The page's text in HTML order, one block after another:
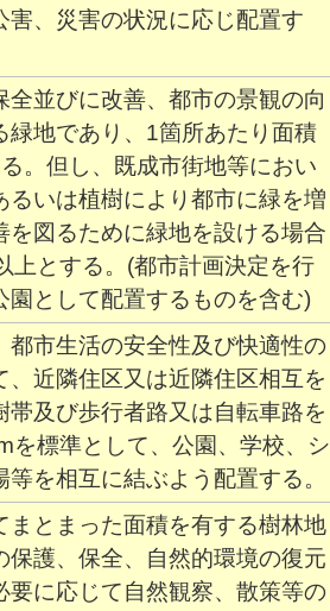
害、災害の状況に応じ配置す
並びに改善、都市の景観の向
緑地であり、1箇所あたり面積
。但し、既成市街地等におい
いは植樹により都市に緑を増
図るために緑地を設ける場合
上とする。(都市計画決定を行
として配置するものを含む)
都市生活の安全性及び快適性の
近隣住区又は近隣住区相互を
及び歩行者路又は自転車路を
を標準として、公園、学校、シ
を相互に結ぶよう配置する。
とまった面積を有する樹林地
護、保全、自然的環境の復元
要に応じて自然観察、散策等の